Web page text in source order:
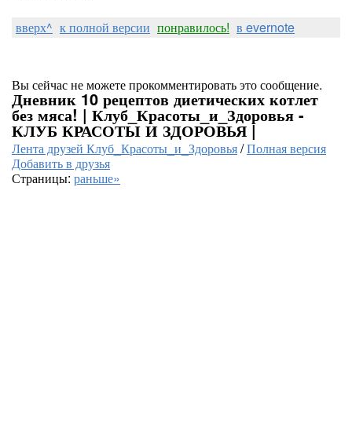
вверх^ к полной версии понравилось! в evernote
Вы сейчас не можете прокомментировать это сообщение.
Дневник 10 рецептов диетических котлет
без мяса! | Клуб_Красоты_и_Здоровья -
КЛУБ КРАСОТЫ И ЗДОРОВЬЯ |
Лента друзей Клуб_Красоты_и_Здоровья/Полная версия
Добавить в друзья
Страницы: раньше»